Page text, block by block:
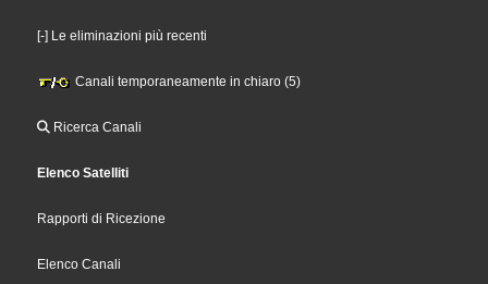
[-] Le eliminazioni più recenti
Canali temporaneamente in chiaro (5)
Ricerca Canali
Elenco Satelliti
Rapporti di Ricezione
Elenco Canali